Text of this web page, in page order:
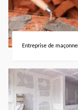
Entreprise de